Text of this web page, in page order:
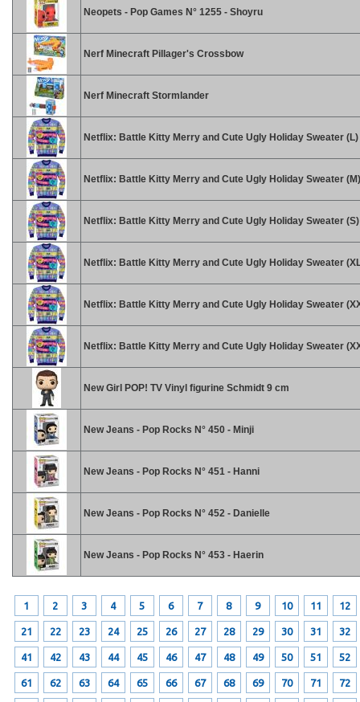
Neopets - Pop Games N° 1255 - Shoyru
Nerf Minecraft Pillager's Crossbow
Nerf Minecraft Stormlander
Netflix: Battle Kitty Merry and Cute Ugly Holiday Sweater (L)
Netflix: Battle Kitty Merry and Cute Ugly Holiday Sweater (M)
Netflix: Battle Kitty Merry and Cute Ugly Holiday Sweater (S)
Netflix: Battle Kitty Merry and Cute Ugly Holiday Sweater
Netflix: Battle Kitty Merry and Cute Ugly Holiday Sweater
Netflix: Battle Kitty Merry and Cute Ugly Holiday Sweater
New Girl POP! TV Vinyl figurine Schmidt 9 cm
New Jeans - Pop Rocks N° 450 - Minji
New Jeans - Pop Rocks N° 451 - Hanni
New Jeans - Pop Rocks N° 452 - Danielle
New Jeans - Pop Rocks N° 453 - Haerin
1 2 3 4 5 6 7 8 9 10 11 12
21 22 23 24 25 26 27 28 29 30 31 32
41 42 43 44 45 46 47 48 49 50 51 52
61 62 63 64 65 66 67 68 69 70 71 72